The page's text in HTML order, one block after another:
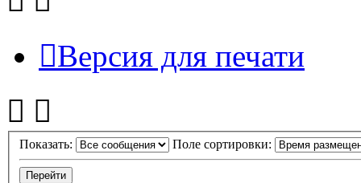
Версия для печати
Показать: Поле сортировки: